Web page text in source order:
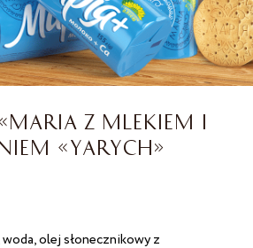
Z MLEKIEM I
«YARYCH»
woda, olej słonecznikowy z